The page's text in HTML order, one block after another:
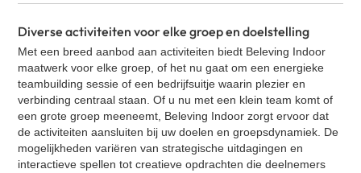
Graffiti workshop
Expeditie RobinZon - Hotel editie
Bingo XL
Cluedo XL
Percussie workshop
Yoga
Diverse activiteiten voor elke groep en doelstelling
Met een breed aanbod aan activiteiten biedt Beleving Indoor
maatwerk voor elke groep, of het nu gaat om een energieke
teambuilding sessie of een bedrijfsuitje waarin plezier en
verbinding centraal staan. Of u nu met een klein team komt of
een grote groep meeneemt, Beleving Indoor zorgt ervoor dat
de activiteiten aansluiten bij uw doelen en groepsdynamiek. De
mogelijkheden variëren van strategische uitdagingen en
interactieve spellen tot creatieve opdrachten die deelnemers